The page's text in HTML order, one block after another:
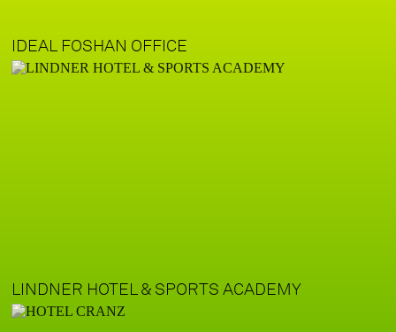
IDEAL FOSHAN OFFICE
LINDNER HOTEL & SPORTS ACADEMY